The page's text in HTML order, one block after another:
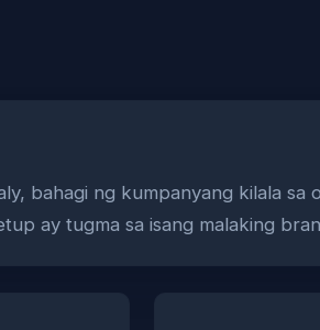
bahagi ng kumpanyang kilala
ay tugma sa isang malaking